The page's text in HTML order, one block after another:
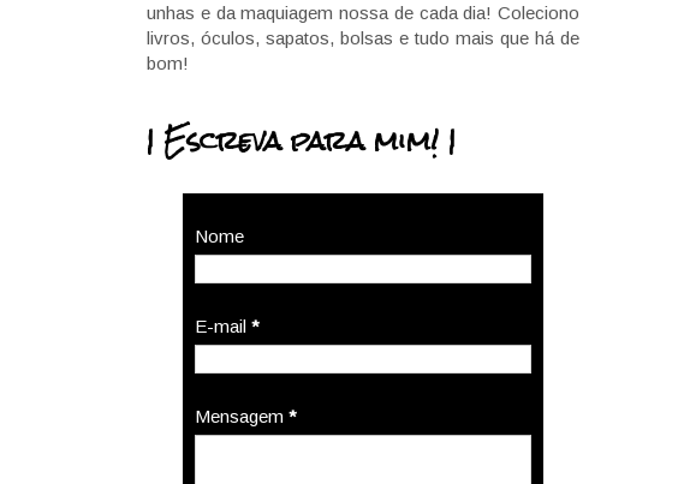
unhas e da maquiagem nossa de cada dia! Coleciono
livros, óculos, sapatos, bolsas e tudo mais que há de
bom!
| Escreva para mim! |
Nome
E-mail *
Mensagem *